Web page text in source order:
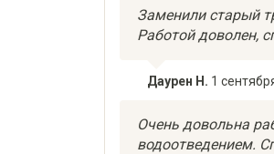
Заменили старый
Работой доволен,
Даурен Н. 1
Очень довольна
водоотведением.